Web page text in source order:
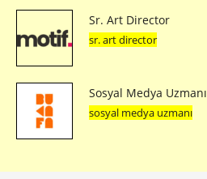
Sr. Art Director
sr. art director
Sosyal Medya Uzmanı
sosyal medya uzmanı